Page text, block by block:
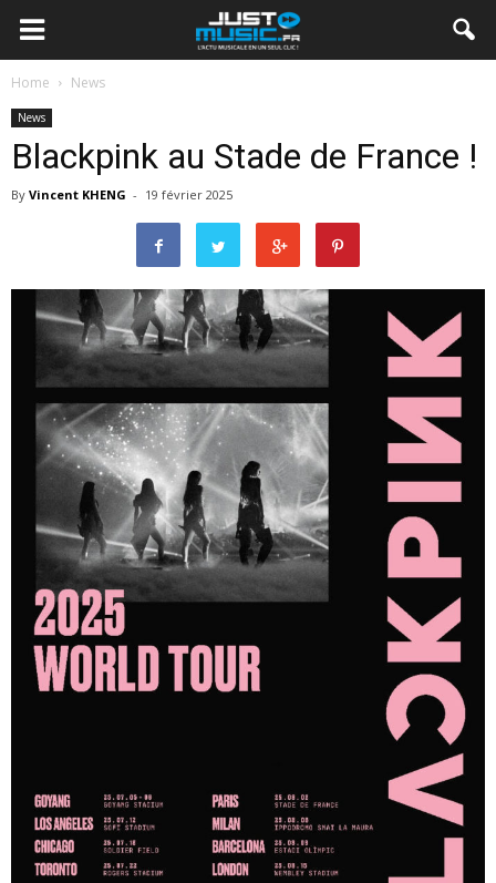
Home News
News
Blackpink au Stade de France !
By Vincent KHENG - 19 février 2025